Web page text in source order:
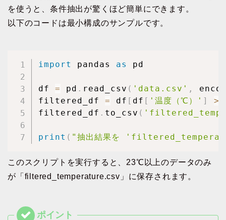
を使うと、条件抽出が驚くほど簡単にできます。
以下のコードは最小構成のサンプルです。
import pandas as pd
df = pd . read_csv ( 'data.csv' ,
filtered_df = df [ df [ '温度（℃）' ]
>=
filtered_df . to_csv (
print ( "抽出結果を
このスクリプトを実行すると、23℃以上のデータのみ
が「filtered_temperature.csv」に保存されます。